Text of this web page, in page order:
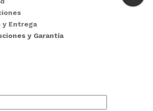
y Entrega
y Garantía